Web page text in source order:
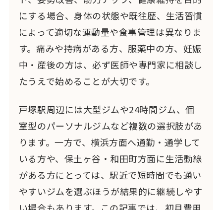
にする場合、身体の状態や既往歴、生活習慣
によって適切な運動量や食事管理は異なりま
す。痛みや持病がある方、服薬中の方、妊娠
中・産後の方は、必ず医師や専門家に相談し
たうえで始めることが大切です。
戸塚駅周辺には大型ジムや24時間ジム、個
室型のパーソナルジムなど複数の選択肢があ
ります。一方で、横浜方面へ通勤・通学して
いる方や、保土ヶ谷・和田町方面に生活動線
がある方にとっては、駅近で短時間でも通い
やすいジムを選ぶほうが結果的に継続しやす
い場合もあります。この記事では、初月費用